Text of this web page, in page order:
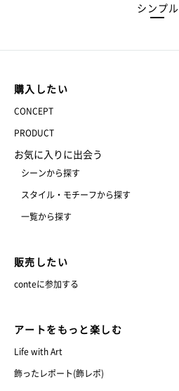
シンプル
購入したい
CONCEPT
PRODUCT
お気に入りに出会う
シーンから探す
スタイル・モチーフから探す
一覧から探す
販売したい
conteに参加する
アートをもっと楽しむ
Life with Art
飾ったレポート(飾レポ)